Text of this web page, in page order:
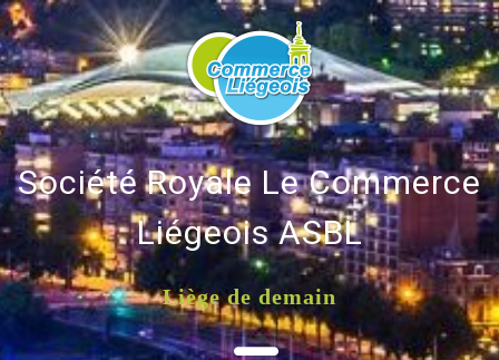
Société Royale Le Commerce
Liégeois ASBL
Liège de demain